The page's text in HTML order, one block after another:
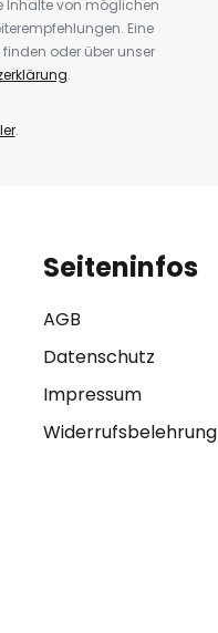
Inhalte von möglichen
Eine
oder über unser
.
.
Seiteninfos
AGB
Datenschutz
Impressum
Widerrufsbelehrung